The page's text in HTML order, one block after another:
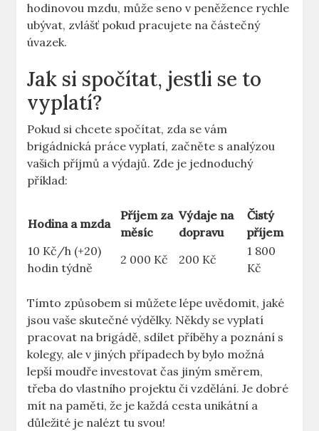
hodinovou mzdu, může seno v peněžence rychle
ubývat, zvlášť pokud pracujete na částečný
úvazek.
Jak si spočítat, jestli se to
vyplatí?
Pokud si chcete spočítat, zda se vám
brigádnická práce vyplatí, začněte s analýzou
vašich příjmů a výdajů. Zde je jednoduchý
příklad:
Hodina a mzda
Příjem za
měsíc
Výdaje na
dopravu
Čistý
příjem
10 Kč/h (+20)
hodin týdně
2 000 Kč 200 Kč
1 800
Kč
Tímto způsobem si můžete lépe uvědomit, jaké
jsou vaše skutečné výdělky. Někdy se vyplatí
pracovat na brigádě, sdílet příběhy a poznání s
kolegy, ale v jiných případech by bylo možná
lepší moudře investovat čas jiným směrem,
třeba do vlastního projektu či vzdělání. Je dobré
mít na paměti, že je každá cesta unikátní a
důležité je nalézt tu svou!